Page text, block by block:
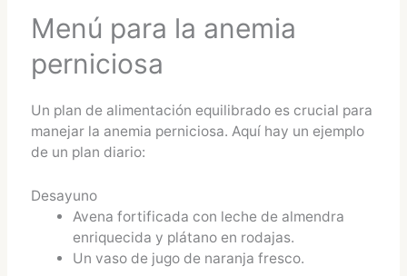
Menú para la anemia
perniciosa
Un plan de alimentación equilibrado es crucial para
manejar la anemia perniciosa. Aquí hay un ejemplo
de un plan diario:
Desayuno
Avena fortificada con leche de almendra
enriquecida y plátano en rodajas.
Un vaso de jugo de naranja fresco.